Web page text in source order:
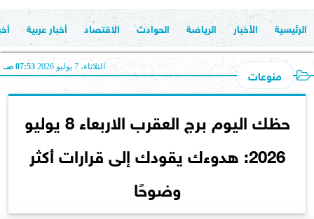
الرئيسية الأخبار الرياضة الحوادث الاقتصاد أخبار عربية
منوعات الثلاثاء، 7 يوليو 2026 07:53 صـ
حظك اليوم برج العقرب الاربعاء 8 يوليو
2026: هدوءك يقودك إلى قرارات أكثر
وضوحًا